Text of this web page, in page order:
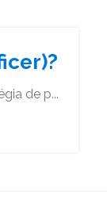
de p...